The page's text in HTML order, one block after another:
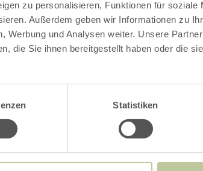
zu personalisieren, Funktionen für soziale
Außerdem geben wir Informationen zu
Werbung und Analysen weiter. Unsere
die Sie ihnen bereitgestellt haben oder die
Statistiken